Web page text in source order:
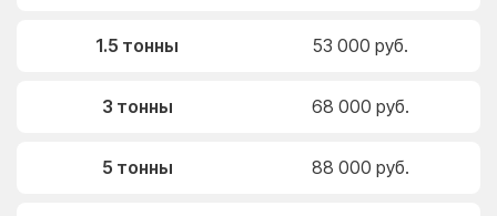
1.5 тонны 53 000 руб.
3 тонны 68 000 руб.
5 тонны 88 000 руб.